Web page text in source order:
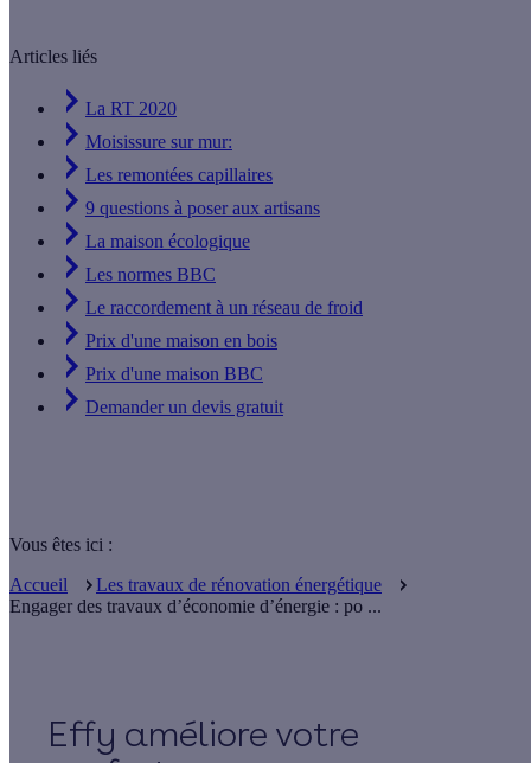
Articles liés
La RT 2020
Moisissure sur mur:
Les remontées capillaires
9 questions à poser aux artisans
La maison écologique
Les normes BBC
Le raccordement à un réseau de froid
Prix d'une maison en bois
Prix d'une maison BBC
Demander un devis gratuit
Vous êtes ici :
Accueil
Les travaux de rénovation énergétique
Engager des travaux d’économie d’énergie : po ...
Effy